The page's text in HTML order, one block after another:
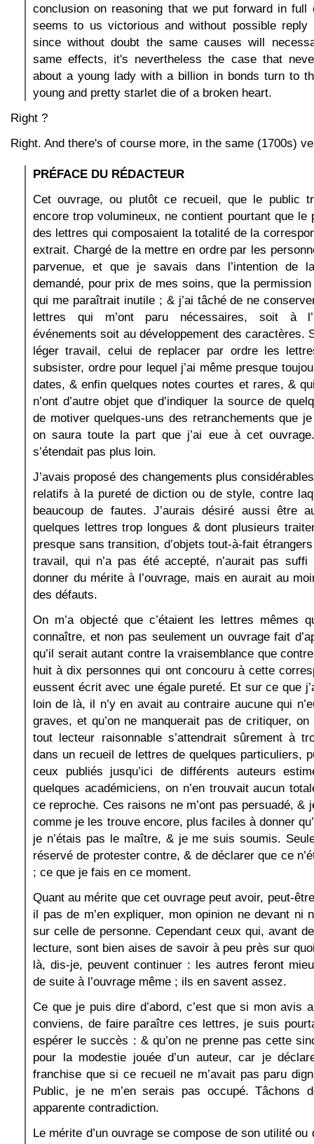
conclusion on reasoning that we put forward in full
seems to us victorious and without possible
since without doubt the same causes will
same effects, it's nevertheless the case that
about a young lady with a billion in bonds turn to
young and pretty starlet die of a broken heart.
Right ?
Right. And there's of course more, in the same (1700s)
PRÉFACE DU RÉDACTEUR
Cet ouvrage, ou plutôt ce recueil, que le public
encore trop volumineux, ne contient pourtant que le
des lettres qui composaient la totalité de la
extrait. Chargé de la mettre en ordre par les
parvenue, et que je savais dans l’intention de
demandé, pour prix de mes soins, que la permission
qui me paraîtrait inutile ; & j’ai tâché de ne
lettres qui m’ont paru nécessaires, soit à
événements soit au développement des caractères.
léger travail, celui de replacer par ordre les
subsister, ordre pour lequel j’ai même presque
dates, & enfin quelques notes courtes et rares, &
n’ont d’autre objet que d’indiquer la source de
de motiver quelques-uns des retranchements que
on saura toute la part que j’ai eue à cet
s’étendait pas plus loin.
J’avais proposé des changements plus
relatifs à la pureté de diction ou de style, contre
beaucoup de fautes. J’aurais désiré aussi être
quelques lettres trop longues & dont plusieurs
presque sans transition, d’objets tout-à-fait étrangers
travail, qui n’a pas été accepté, n’aurait pas suffi
donner du mérite à l’ouvrage, mais en aurait au
des défauts.
On m’a objecté que c’étaient les lettres mêmes
connaître, et non pas seulement un ouvrage fait
qu’il serait autant contre la vraisemblance que
huit à dix personnes qui ont concouru à cette
eussent écrit avec une égale pureté. Et sur ce que
loin de là, il n’y en avait au contraire aucune qui
graves, et qu’on ne manquerait pas de critiquer, on
tout lecteur raisonnable s’attendrait sûrement à
dans un recueil de lettres de quelques particuliers,
ceux publiés jusqu’ici de différents auteurs
quelques académiciens, on n’en trouvait aucun
ce reproche. Ces raisons ne m’ont pas persuadé, &
comme je les trouve encore, plus faciles à donner
je n’étais pas le maître, & je me suis soumis.
réservé de protester contre, & de déclarer que ce
; ce que je fais en ce moment.
Quant au mérite que cet ouvrage peut avoir, peut-
il pas de m’en expliquer, mon opinion ne devant ni
sur celle de personne. Cependant ceux qui, avant
lecture, sont bien aises de savoir à peu près sur
là, dis-je, peuvent continuer : les autres feront
de suite à l’ouvrage même ; ils en savent assez.
Ce que je puis dire d’abord, c’est que si mon avis
conviens, de faire paraître ces lettres, je suis
espérer le succès : & qu’on ne prenne pas cette
pour la modestie jouée d’un auteur, car je
franchise que si ce recueil ne m’avait pas paru
Public, je ne m’en serais pas occupé. Tâchons
apparente contradiction.
Le mérite d’un ouvrage se compose de son utilité ou